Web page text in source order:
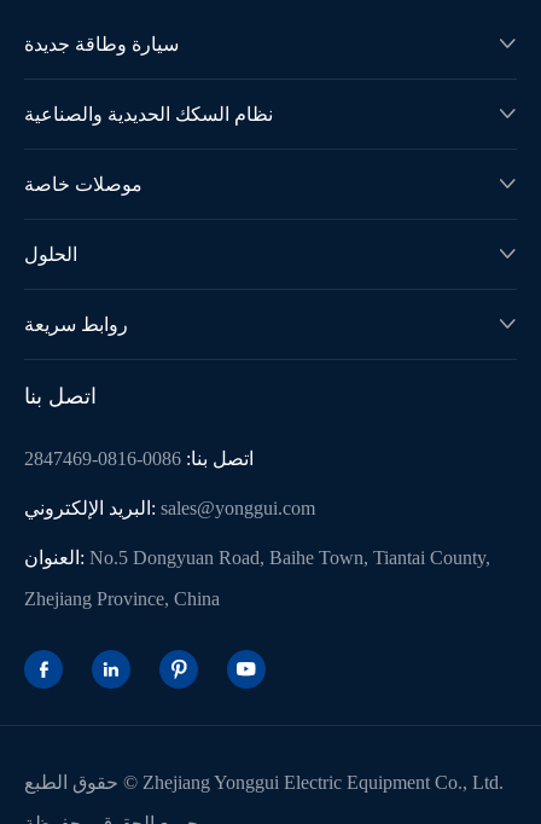
سيارة وطاقة جديدة 
نظام السكك الحديدية والصناعية 
موصلات خاصة 
الحلول 
روابط سريعة 
اتصل بنا
اتصل بنا: 0086-0816-2847469
البريد الإلكتروني: sales@yonggui.com
العنوان: No.5 Dongyuan Road, Baihe Town, Tiantai County,
Zhejiang Province, China
   
حقوق الطبع © Zhejiang Yonggui Electric Equipment Co., Ltd.